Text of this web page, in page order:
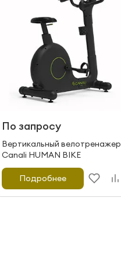
По запросу
Вертикальный велотренажер
Canali HUMAN BIKE
Подробнее